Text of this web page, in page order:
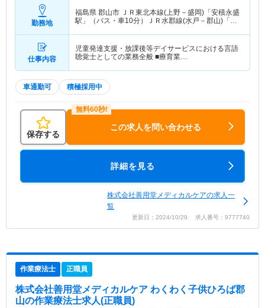
勤務地
福島県 郡山市 ＪＲ東北本線(上野－盛岡)「安積永盛
駅」（バス・車10分）ＪＲ水郡線(水戸－郡山)「安
仕事内容
児童発達支援・放課後等デイサービスにおける言語
聴覚士としての業務全般 ■療育業…
車通勤可 積極採用中
保存する
この求人を問い合わせる
詳細を見る
株式会社善用堂メディカルケアの求人一
覧
更新日：2024/10/29 求人番号：9777740
作業療法士 正職員
株式会社善用堂メディカルケア わくわく子供ひろば郡
山の作業療法士求人(正職員)